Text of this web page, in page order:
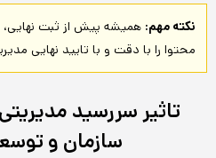
نکته مهم: همیشه پیش از ثبت
محتوا را با دقت و با تایید نهایی
تاثیر سررسید
سازمان و